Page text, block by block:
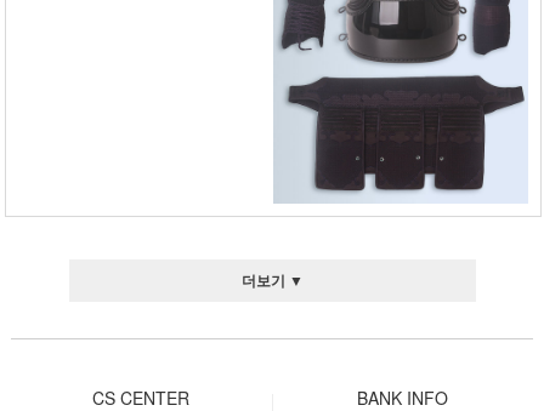
더보기 ▼
CS CENTER BANK INFO